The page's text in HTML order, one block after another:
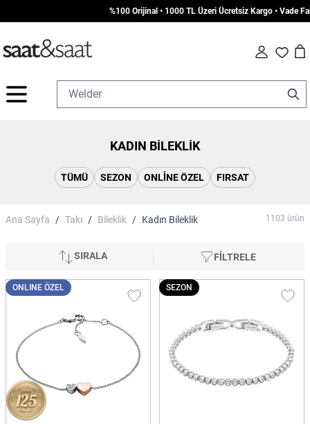
%100 Orijinal • 1000 TL Üzeri Ücretsiz Kargo • Vade Farksız 7 Aya
Fav Cart
KADIN BILEKLIK
TÜMÜ SEZON ONLINE ÖZEL FIRSAT
Ana Sayfa / Takı / Bileklik / Kadın Bileklik 1103 ürün
SIRALA FİLTRELE
ONLINE ÖZEL SEZON